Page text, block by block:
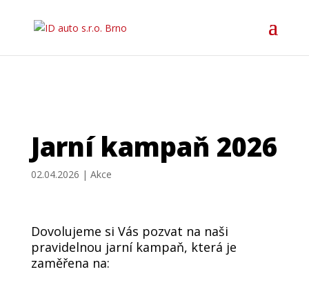
Jarní kampaň 2026
02.04.2026 | Akce
Dovolujeme si Vás pozvat na naši
pravidelnou jarní kampaň, která je
zaměřena na: